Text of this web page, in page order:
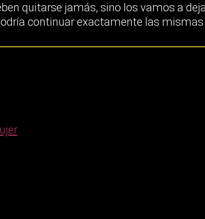
quitarse jamás, sino los vamos a
continuar exactamente las